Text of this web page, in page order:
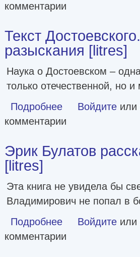
комментарии
Текст
разыскания [litres]
Наука о Достоевском –
только отечественной, но
Подробнее о Текст Достоевского.
Войдите или
комментарии
Эрик Булатов
[litres]
Эта книга не увидела бы
Владимирович не попал в
Подробнее о Эрик Булатов
Войдите или
комментарии